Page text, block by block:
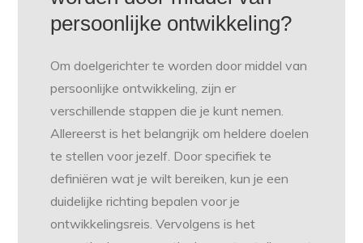
persoonlijke ontwikkeling?
Om doelgerichter te worden door middel van
persoonlijke ontwikkeling, zijn er
verschillende stappen die je kunt nemen.
Allereerst is het belangrijk om heldere doelen
te stellen voor jezelf. Door specifiek te
definiëren wat je wilt bereiken, kun je een
duidelijke richting bepalen voor je
ontwikkelingsreis. Vervolgens is het